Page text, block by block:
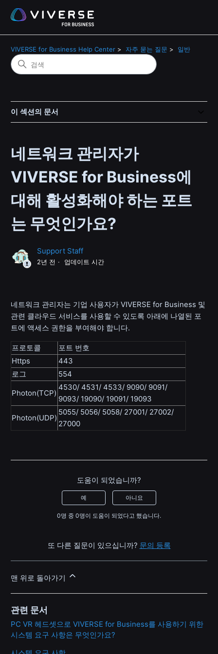
VIVERSE for Business Help Center 자주 묻는 질문 일반
이 섹션의 문서
네트워크 관리자가
VIVERSE for Business에
대해 활성화해야 하는 포트
는 무엇인가요?
Support Staff
2년 전 업데이트 시간
네트워크 관리자는 기업 사용자가 VIVERSE for Business 및
관련 클라우드 서비스를 사용할 수 있도록 아래에 나열된 포
트에 액세스 권한을 부여해야 합니다.
프로토콜
포트 번호
Https
443
로그
554
Photon(TCP)
4530/ 4531/ 4533/ 9090/ 9091/
9093/ 19090/ 19091/ 19093
Photon(UDP)
5055/ 5056/ 5058/ 27001/ 27002/
27000
도움이 되었습니까?
예 아니요
0명 중 0명이 도움이 되었다고 했습니다.
또 다른 질문이 있으십니까? 문의 등록
맨 위로 돌아가기
관련 문서
PC VR 헤드셋으로 VIVERSE for Business를 사용하기 위한
시스템 요구 사항은 무엇인가요?